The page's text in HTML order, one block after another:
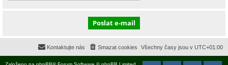
Všechny časy jsou v UTC+01:00
Smazat cookies
Kontaktujte nás